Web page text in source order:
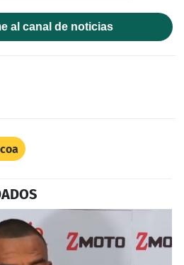
al canal de noticias